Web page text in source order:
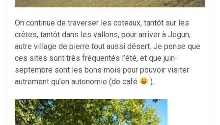
On continue de traverser les coteaux, tantôt sur les
crêtes, tantôt dans les vallons, pour arriver à Jegun,
autre village de pierre tout aussi désert. Je pense que
ces sites sont très fréquentés l’été, et que juin-
septembre sont les bons mois pour pouvoir visiter
autrement qu’en autonomie (de café
).